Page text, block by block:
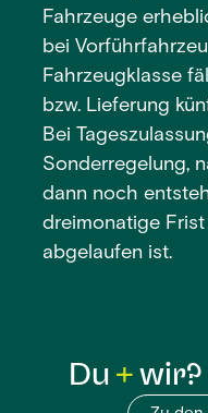
Fahrzeuge
bei
Fahrzeugklasse
bzw. Lieferung
Bei
Sonderregelung,
dann noch
dreimonatige Frist
abgelaufen ist.
Du wir?